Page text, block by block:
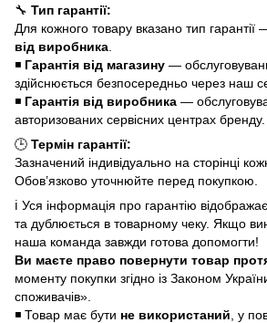
🔧 Тип гарантії:
Для кожного товару вказано тип гарантії
від виробника
◾ Гарантія від магазину —
здійснюється безпосередньо через наш
◾ Гарантія від виробника —
авторизованих сервісних центрах бренду.
🕒 Термін гарантії:
Зазначений індивідуально на сторінці
Обов’язково уточнюйте перед покупкою.
ℹ️ Уся інформація про гарантію
та дублюється в товарному чеку. Якщо
наша команда завжди готова допомогти!
Ви маєте право повернути товар
моменту покупки згідно із Законом
споживачів».
◾ Товар має бути не використаний , у